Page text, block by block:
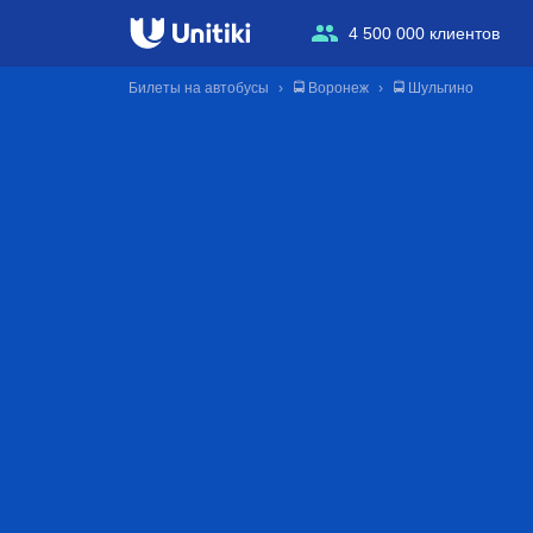
4 500 000 клиентов
Билеты на автобусы 🚍 Воронеж 🚍 Шульгино